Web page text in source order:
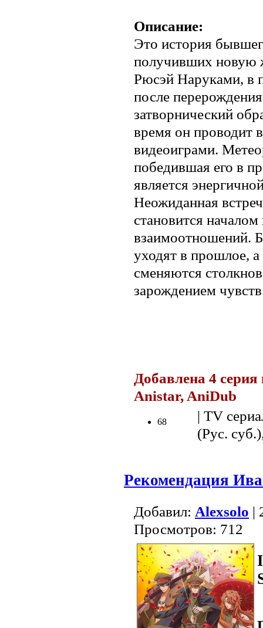
Описание:
Это история
получивших новую
Рюсэй Наруками, в
после
затворнический
время он проводит
видеоиграми.
победившая его в
является
Неожиданная
становится
взаимоотношений.
уходят в прошлое,
сменяются
зарождением
Добавлена 4 серия
Anistar, AniDub
68
| TV
(Рус.
Рекомендация
Добавил: Alexsolo |
Просмотров: 712